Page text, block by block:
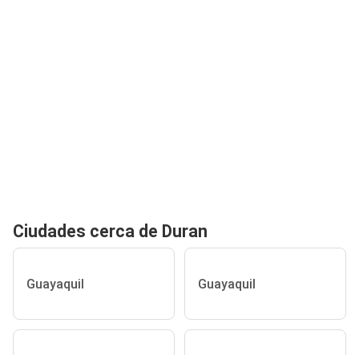
Ciudades cerca de Duran
Guayaquil Guayaquil